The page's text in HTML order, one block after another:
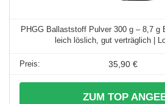
PHGG Ballaststoff Pulver 300 g – 8,7 g
leich löslich, gut verträglich |
35,90 €
ZUM TOP